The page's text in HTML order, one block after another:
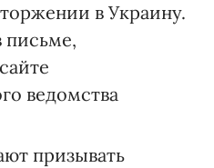
в Украину.
письме,
ведомства
призывать